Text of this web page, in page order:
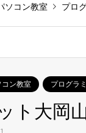
ソコン教室 プロ
コン教室 プログラ
ト大岡